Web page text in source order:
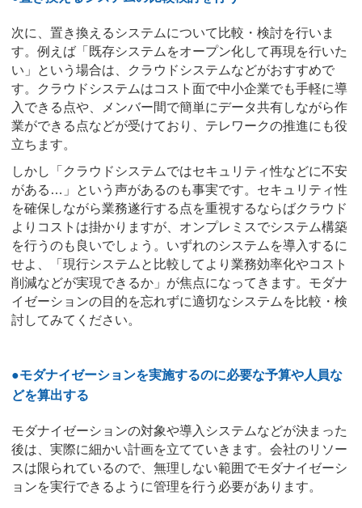
次に、置き換えるシステムについて比較・検討を行いま
す。例えば「既存システムをオープン化して再現を行いた
い」という場合は、クラウドシステムなどがおすすめで
す。クラウドシステムはコスト面で中小企業でも手軽に導
入できる点や、メンバー間で簡単にデータ共有しながら作
業ができる点などが受けており、テレワークの推進にも役
立ちます。
しかし「クラウドシステムではセキュリティ性などに不安
がある…」という声があるのも事実です。セキュリティ性
を確保しながら業務遂行する点を重視するならばクラウド
よりコストは掛かりますが、オンプレミスでシステム構築
を行うのも良いでしょう。いずれのシステムを導入するに
せよ、「現行システムと比較してより業務効率化やコスト
削減などが実現できるか」が焦点になってきます。モダナ
イゼーションの目的を忘れずに適切なシステムを比較・検
討してみてください。
●モダナイゼーションを実施するのに必要な予算や人員な
どを算出する
モダナイゼーションの対象や導入システムなどが決まった
後は、実際に細かい計画を立てていきます。会社のリソー
スは限られているので、無理しない範囲でモダナイゼーシ
ョンを実行できるように管理を行う必要があります。